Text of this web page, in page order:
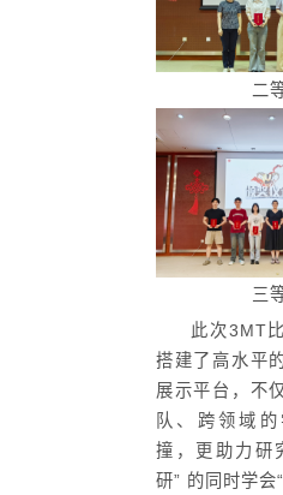
二
三
此次3MT
搭建了高水平
展示平台，不
队、跨领域
撞，更助力研
研” 的同时学会